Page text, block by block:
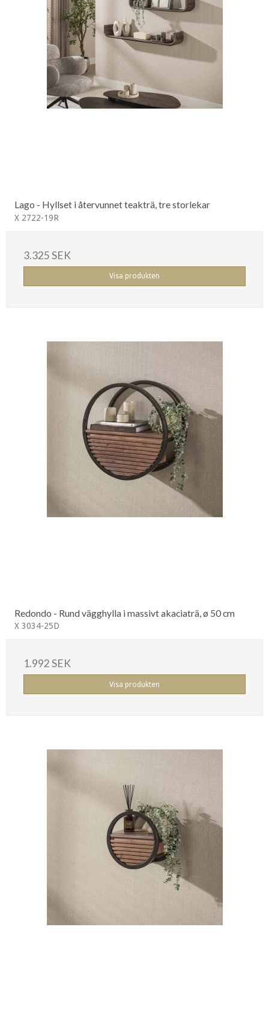
Lago - Hyllset i återvunnet teakträ, tre storlekar
X 2722-19R
3.325 SEK
Visa produkten
Redondo - Rund vägghylla i massivt akaciaträ, ø 50 cm
X 3034-25D
1.992 SEK
Visa produkten